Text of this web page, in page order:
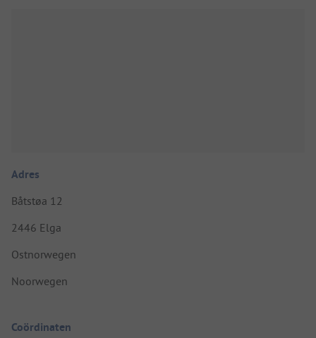
Adres
Båtstøa 12
2446 Elga
Ostnorwegen
Noorwegen
Coördinaten